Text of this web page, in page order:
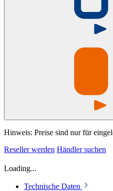
Hinweis: Preise sind nur für
Reseller werden Händler suchen
Loading...
Technische Daten